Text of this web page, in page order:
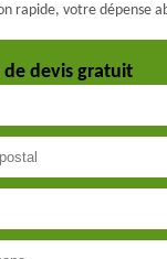
rapide, votre dépense
de devis gratuit